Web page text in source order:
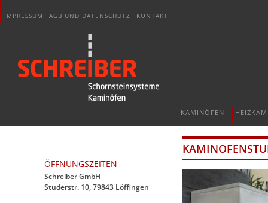
IMPRESSUM AGB UND DATENSCHUTZ KONTAKT
KAMINÖFEN
ÖFFNUNGSZEITEN
Schreiber GmbH
Studerstr. 10, 79843 Löffingen